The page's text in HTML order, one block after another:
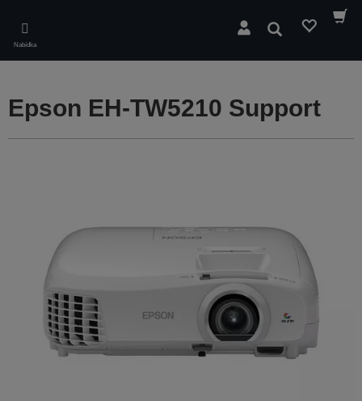
main
content
Nabídka
Hledat
Epson EH-TW5210 Support